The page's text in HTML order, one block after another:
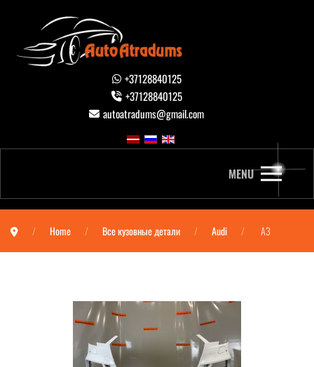
+37128840125
+37128840125
autoatradums@gmail.com
MENU
Home Все кузовные детали Audi A3